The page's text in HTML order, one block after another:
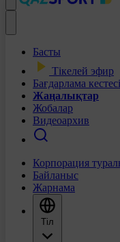
Басты
Тікелей эфир
Бағдарлама кестесі
Жаңалықтар
Жобалар
Видеоархив
Корпорация
Байланыс
Жарнама
Тіл